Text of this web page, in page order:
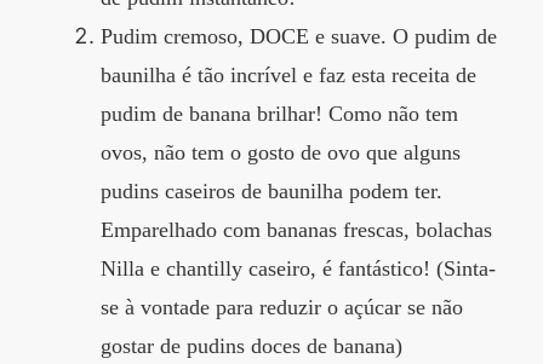
Pudim cremoso, DOCE e suave. O pudim de
baunilha é tão incrível e faz esta receita de
pudim de banana brilhar! Como não tem
ovos, não tem o gosto de ovo que alguns
pudins caseiros de baunilha podem ter.
Emparelhado com bananas frescas, bolachas
Nilla e chantilly caseiro, é fantástico! (Sinta-
se à vontade para reduzir o açúcar se não
gostar de pudins doces de banana)